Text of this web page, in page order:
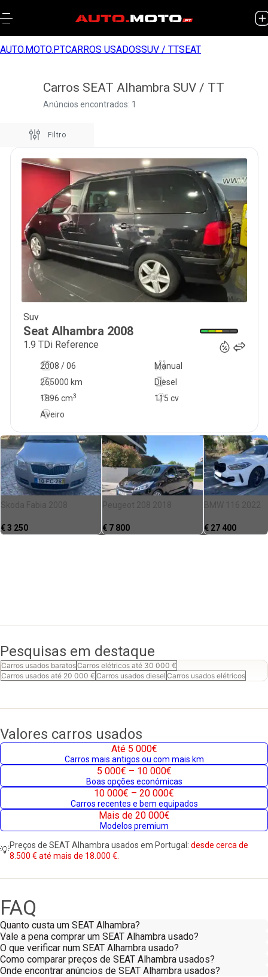
AUTO.MOTO.PTCARROS USADOSSUV / TTSEAT
Carros SEAT Alhambra SUV / TT
Anúncios encontrados: 1
Filtro
Suv
Seat Alhambra 2008
1.9 TDi Reference
2008 / 06
Manual
265000 km
115 cv
Diesel
1896 cm3
Aveiro
Skoda Fabia 2008
€3 250
Peugeot 208 2018
€ 7 800
BMW 116 2022
€ 27 400
Pesquisas em destaque
Carros usados baratosCarros elétricos até 30 000 €
Carros usados até 20 000 € Carros usados diesel Carros usados elétricos
Valores carros usados
Até 5 000€
Carros mais antigos ou com mais km
5 000€ – 10 000€
Boas opções económicas
10 000€ – 20 000€
Carros recentes e bem equipados
Mais de 20 000€
Modelos premium
💡Preços de SEAT Alhambra usados em Portugal: desde cerca de
8.500 € até mais de 18.000 €.
FAQ
Quanto custa um SEAT Alhambra?
Vale a pena comprar um SEAT Alhambra usado?
O que verificar num SEAT Alhambra usado?
Como comparar preços de SEAT Alhambra usados?
Onde encontrar anúncios de SEAT Alhambra usados?